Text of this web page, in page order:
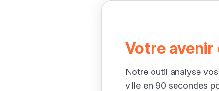
Votre avenir
Notre outil analyse
ville en 90 secondes